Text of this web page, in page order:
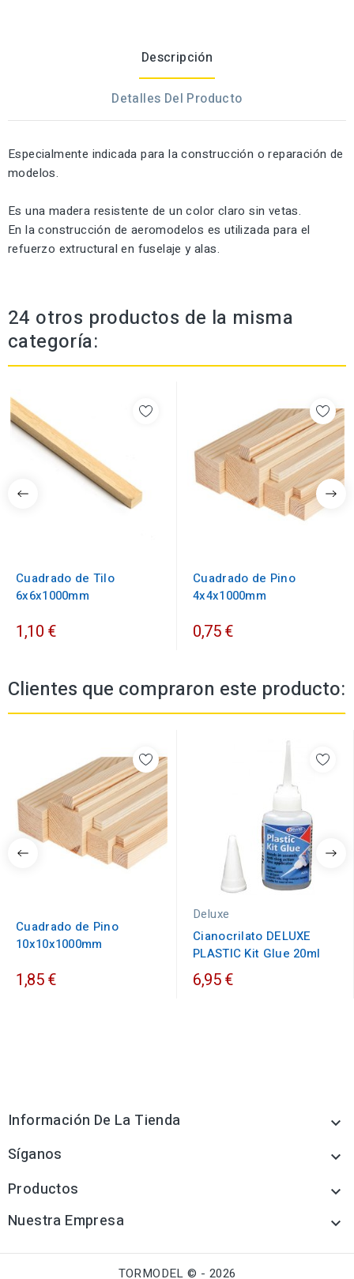
Descripción
Detalles Del Producto
Especialmente indicada para la construcción o reparación de
modelos.
Es una madera resistente de un color claro sin vetas.
En la construcción de aeromodelos es utilizada para el
refuerzo extructural en fuselaje y alas.
24 otros productos de la misma
categoría:
Cuadrado de Tilo
6x6x1000mm
1,10 €
Cuadrado de Pino
4x4x1000mm
0,75 €
Clientes que compraron este producto:
Cuadrado de Pino
10x10x1000mm
1,85 €
Deluxe
Cianocrilato DELUXE
PLASTIC Kit Glue 20ml
6,95 €
Información De La Tienda 
Síganos 
Productos 
Nuestra Empresa 
TORMODEL © - 2026